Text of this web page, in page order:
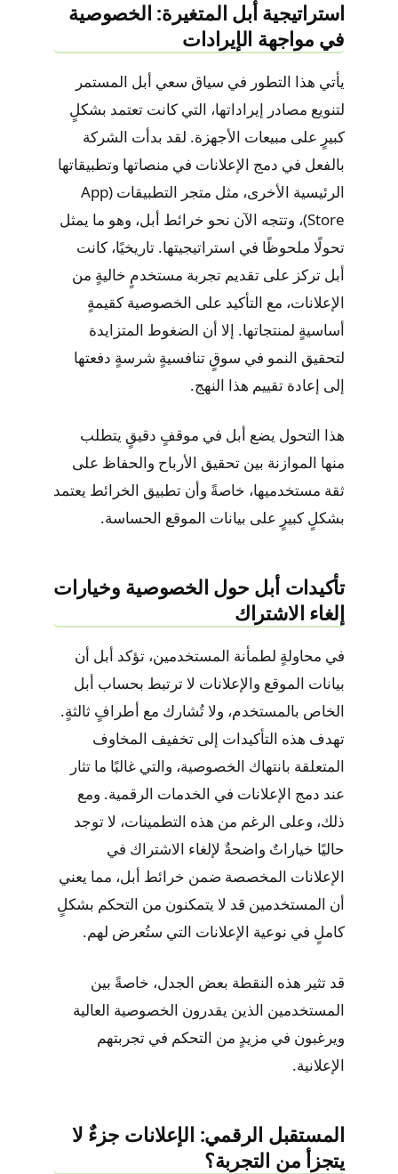
استراتيجية أبل المتغيرة: الخصوصية
في مواجهة الإيرادات
يأتي هذا التطور في سياق سعي أبل المستمر
لتنويع مصادر إيراداتها، التي كانت تعتمد بشكلٍ
كبيرٍ على مبيعات الأجهزة. لقد بدأت الشركة
بالفعل في دمج الإعلانات في منصاتها وتطبيقاتها
الرئيسية الأخرى، مثل متجر التطبيقات (App
Store)، وتتجه الآن نحو خرائط أبل، وهو ما يمثل
تحولًا ملحوظًا في استراتيجيتها. تاريخيًا، كانت
أبل تركز على تقديم تجربة مستخدمٍ خاليةٍ من
الإعلانات، مع التأكيد على الخصوصية كقيمةٍ
أساسيةٍ لمنتجاتها. إلا أن الضغوط المتزايدة
لتحقيق النمو في سوقٍ تنافسيةٍ شرسةٍ دفعتها
إلى إعادة تقييم هذا النهج.
هذا التحول يضع أبل في موقفٍ دقيقٍ يتطلب
منها الموازنة بين تحقيق الأرباح والحفاظ على
ثقة مستخدميها، خاصةً وأن تطبيق الخرائط يعتمد
بشكلٍ كبيرٍ على بيانات الموقع الحساسة.
تأكيدات أبل حول الخصوصية وخيارات
إلغاء الاشتراك
في محاولةٍ لطمأنة المستخدمين، تؤكد أبل أن
بيانات الموقع والإعلانات لا ترتبط بحساب أبل
الخاص بالمستخدم، ولا تُشارك مع أطرافٍ ثالثةٍ.
تهدف هذه التأكيدات إلى تخفيف المخاوف
المتعلقة بانتهاك الخصوصية، والتي غالبًا ما تثار
عند دمج الإعلانات في الخدمات الرقمية. ومع
ذلك، وعلى الرغم من هذه التطمينات، لا توجد
حاليًا خياراتٌ واضحةٌ لإلغاء الاشتراك في
الإعلانات المخصصة ضمن خرائط أبل، مما يعني
أن المستخدمين قد لا يتمكنون من التحكم بشكلٍ
كاملٍ في نوعية الإعلانات التي ستُعرض لهم.
قد تثير هذه النقطة بعض الجدل، خاصةً بين
المستخدمين الذين يقدرون الخصوصية العالية
ويرغبون في مزيدٍ من التحكم في تجربتهم
الإعلانية.
المستقبل الرقمي: الإعلانات جزءٌ لا
يتجزأ من التجربة؟